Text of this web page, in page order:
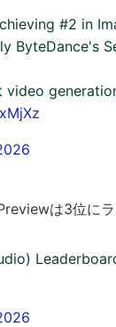
#2 in
ByteDance's
video
は3位にラ